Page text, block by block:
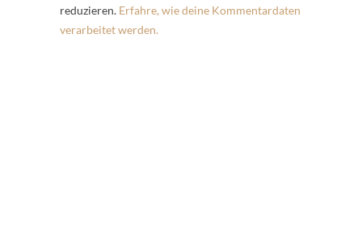
reduzieren. Erfahre, wie deine Kommentardaten
verarbeitet werden.